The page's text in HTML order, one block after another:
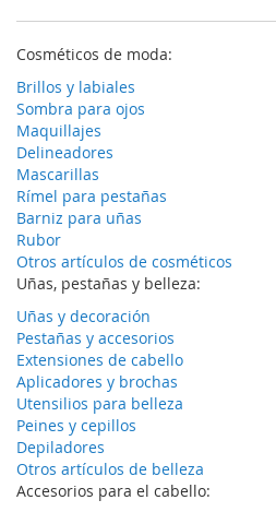
Cosméticos de moda:
Brillos y labiales
Sombra para ojos
Maquillajes
Delineadores
Mascarillas
Rímel para pestañas
Barniz para uñas
Rubor
Otros artículos de cosméticos
Uñas, pestañas y belleza:
Uñas y decoración
Pestañas y accesorios
Extensiones de cabello
Aplicadores y brochas
Utensilios para belleza
Peines y cepillos
Depiladores
Otros artículos de belleza
Accesorios para el cabello: